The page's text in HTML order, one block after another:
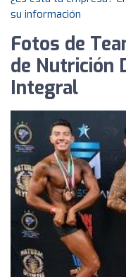
su información
Fotos de
de Nutrición
Integral